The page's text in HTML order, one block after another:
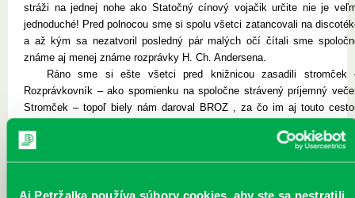
stráži na jednej nohe ako Statočný cínový vojačik určite nie je
jednoduché! Pred polnocou sme si spolu všetci zatancovali na
a až kým sa nezatvoril posledný pár malých očí čítali sme
známe aj menej známe rozprávky H. Ch. Andersena.
Ráno sme si ešte všetci pred knižnicou zasadili stromček
Rozprávkovník – ako spomienku na spoločne strávený príjemný
Stromček – topoľ biely nám daroval BROZ , za čo im aj touto